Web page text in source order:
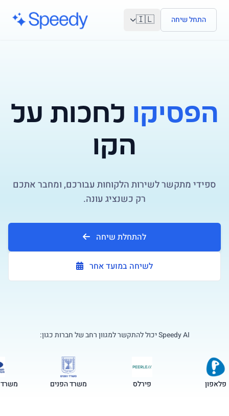
דלג לתוכן הראשי
התחל שיחה 🇮🇱
הפסיקו לחכות על
הקו
ספידי מתקשר לשירות הלקוחות עבורכם, ומחבר אתכם
רק כשנציג עונה.
להתחלת שיחה
לשיחה במועד אחר
Speedy AI יכול להתקשר למגוון רחב של חברות כגון:
משרד הפנים פירלס פלאפון